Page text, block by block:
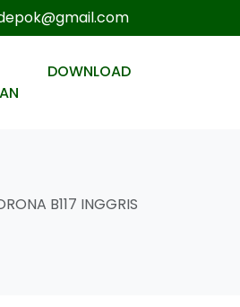
DOWNLOAD
B117 INGGRIS